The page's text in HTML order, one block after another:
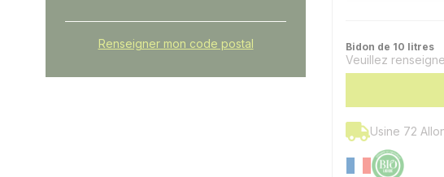
Renseigner mon code postal Bidon de 10 litres
Veuillez
Usine 72